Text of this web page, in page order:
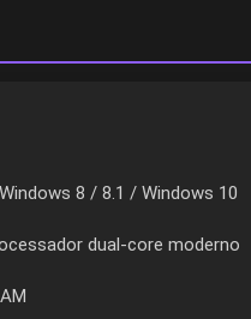
8 / 8.1 / Windows 10
dual-core moderno